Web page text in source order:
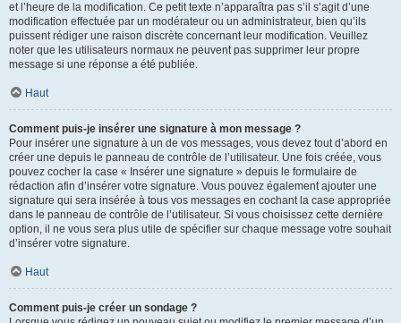
et l’heure de la modification. Ce petit texte n’apparaîtra pas s’il s’agit d’une
modification effectuée par un modérateur ou un administrateur, bien qu’ils
puissent rédiger une raison discrète concernant leur modification. Veuillez
noter que les utilisateurs normaux ne peuvent pas supprimer leur propre
message si une réponse a été publiée.
Haut
Comment puis-je insérer une signature à mon message ?
Pour insérer une signature à un de vos messages, vous devez tout d’abord en
créer une depuis le panneau de contrôle de l’utilisateur. Une fois créée, vous
pouvez cocher la case « Insérer une signature » depuis le formulaire de
rédaction afin d’insérer votre signature. Vous pouvez également ajouter une
signature qui sera insérée à tous vos messages en cochant la case appropriée
dans le panneau de contrôle de l’utilisateur. Si vous choisissez cette dernière
option, il ne vous sera plus utile de spécifier sur chaque message votre souhait
d’insérer votre signature.
Haut
Comment puis-je créer un sondage ?